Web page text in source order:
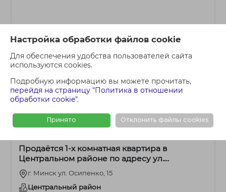
Настройка обработки файлов cookie
Для обеспечения удобства пользователей сайта
используются cookies.
Подробную информацию вы можете прочитать,
перейдя на страницу "Политика в отношении
обработки cookie".
Принято Отклонить файлы cookies
1-комнатная 217 800 BYN
Продаётся 1-х комнатная квартира в
Центральном районе по адресу ул.
Осипенко дом 15
г. Минск ул. Осипенко, 15
Центральный район